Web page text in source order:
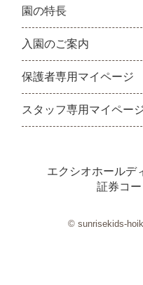
園の特長
入園のご案内
保護者専用マイページ
スタッフ専用マイペー
エクシオホールデ
証券コ
© sunrisekids-